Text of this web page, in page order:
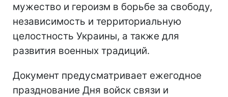
мужество и героизм в борьбе за свободу,
независимость и территориальную
целостность Украины, а также для
развития военных традиций.
Документ предусматривает ежегодное
празднование Дня войск связи и